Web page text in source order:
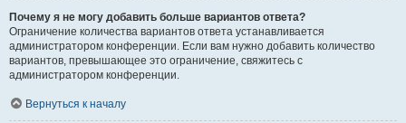
Почему я не могу добавить больше вариантов ответа?
Ограничение количества вариантов ответа устанавливается
администратором конференции. Если вам нужно добавить количество
вариантов, превышающее это ограничение, свяжитесь с
администратором конференции.
Вернуться к началу